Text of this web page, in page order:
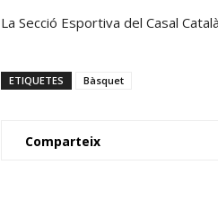
La Secció Esportiva del Casal
ETIQUETES Bàsquet
Comparteix